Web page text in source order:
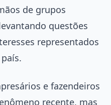
de grupos
questões
representados
e fazendeiros
recente, mas